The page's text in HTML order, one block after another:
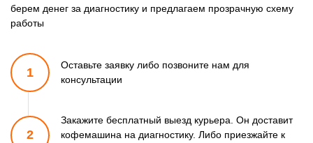
берем денег за диагностику и предлагаем прозрачную схему
работы
1
Оставьте заявку либо позвоните нам для
консультации
2
Закажите бесплатный выезд курьера. Он доставит
кофемашина на диагностику. Либо приезжайте к